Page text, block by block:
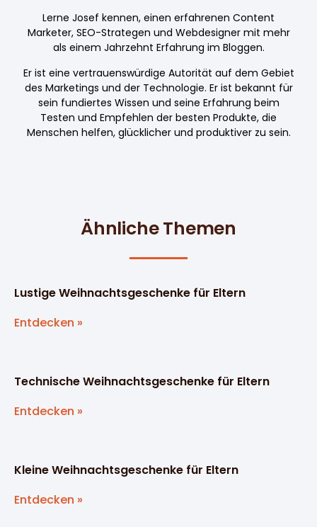
Lerne Josef kennen, einen erfahrenen Content
Marketer, SEO-Strategen und Webdesigner mit mehr
als einem Jahrzehnt Erfahrung im Bloggen.
Er ist eine vertrauenswürdige Autorität auf dem Gebiet
des Marketings und der Technologie. Er ist bekannt für
sein fundiertes Wissen und seine Erfahrung beim
Testen und Empfehlen der besten Produkte, die
Menschen helfen, glücklicher und produktiver zu sein.
Ähnliche Themen
Lustige Weihnachtsgeschenke für Eltern
Entdecken »
Technische Weihnachtsgeschenke für Eltern
Entdecken »
Kleine Weihnachtsgeschenke für Eltern
Entdecken »